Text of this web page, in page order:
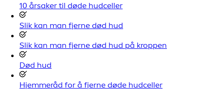
10 årsaker til døde hudceller
Slik kan man fjerne død hud
Slik kan man fjerne død hud på kroppen
Død hud
Hjemmeråd for å fjerne døde hudceller